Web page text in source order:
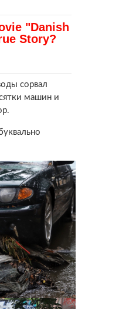
сорвал
машин и